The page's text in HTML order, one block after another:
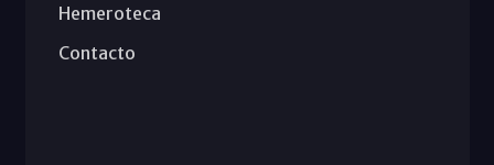
Hemeroteca
Contacto